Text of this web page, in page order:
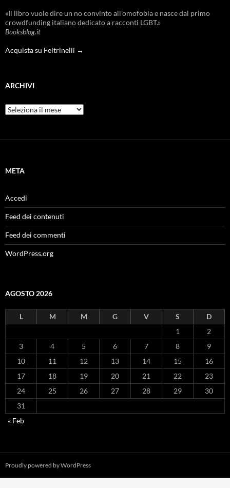
«Il libro vuole dire un no convinto all’omofobia e nasce dal primo
crowdfunding italiano dedicato a racconti LGBT.»
Booksblog.it
Acquista su Feltrinelli →
ARCHIVI
Archivi
META
Accedi
Feed dei contenuti
Feed dei commenti
WordPress.org
AGOSTO 2026
L M M G V S
D
1
2
3
4 5 6 7 8
9
10
11 12 13 14 15
16
17
18 19 20 21 22
23
24
25 26 27 28 29
30
31
« Feb
Proudly powered by WordPress